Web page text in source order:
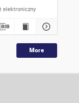
elektroniczny
More